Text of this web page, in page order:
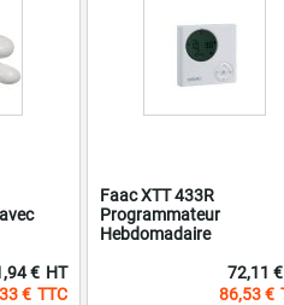
€
€
Faac XTT 433R
Programmateur
Hebdomadaire
86,53 €
72,11 €